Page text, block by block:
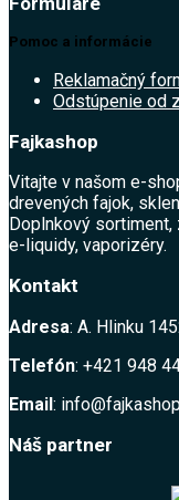
Pomoc a informácie
Reklamačný
Odstúpenie od
Fajkashop
Vitajte v našom e-
drevených fajok,
Doplnkový
e-liquidy, vaporizéry.
Kontakt
Adresa: A. Hlinku
Telefón: +421 948
Email:
Náš partner